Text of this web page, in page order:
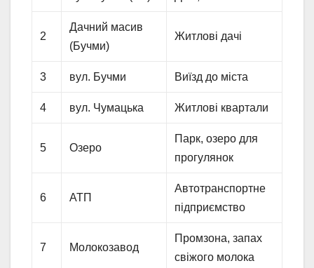
2
Дачний масив
(Бучми)
Житлові дачі
3 вул. Бучми Виїзд до міста
4 вул. Чумацька Житлові квартали
5 Озеро
Парк, озеро для
прогулянок
6 АТП
Автотранспортне
підприємство
7 Молокозавод
Промзона, запах
свіжого молока